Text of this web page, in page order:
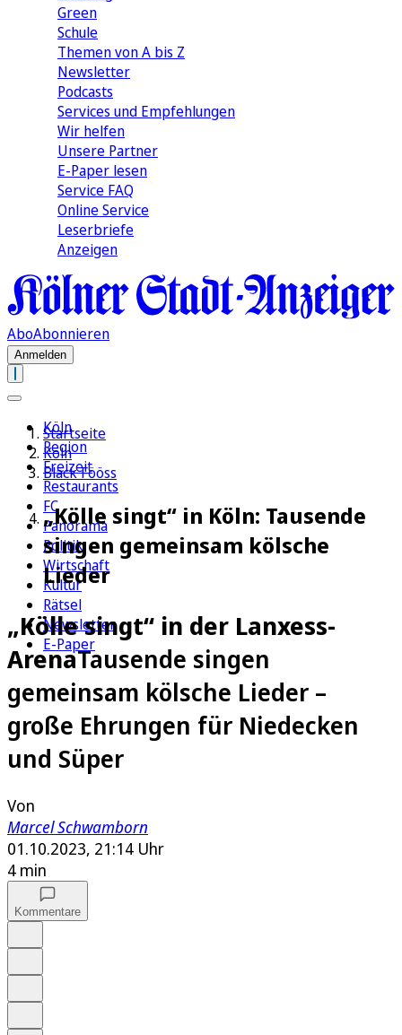
Green
Schule
Themen von A bis Z
Newsletter
Podcasts
Services und Empfehlungen
Wir helfen
Unsere Partner
E-Paper lesen
Service FAQ
Online Service
Leserbriefe
Anzeigen
AboAbonnieren
Anmelden
Köln
Region
Freizeit
Restaurants
FC
Panorama
Politik
Wirtschaft
Kultur
Rätsel
Newsletter
E-Paper
Startseite
Köln
Bläck Fööss
„Kölle singt“ in Köln: Tausende
singen gemeinsam kölsche
Lieder
„Kölle singt“ in der Lanxess-
ArenaTausende singen
gemeinsam kölsche Lieder –
große Ehrungen für Niedecken
und Süper
Von
Marcel Schwamborn
01.10.2023, 21:14 Uhr
4 min
Kommentare